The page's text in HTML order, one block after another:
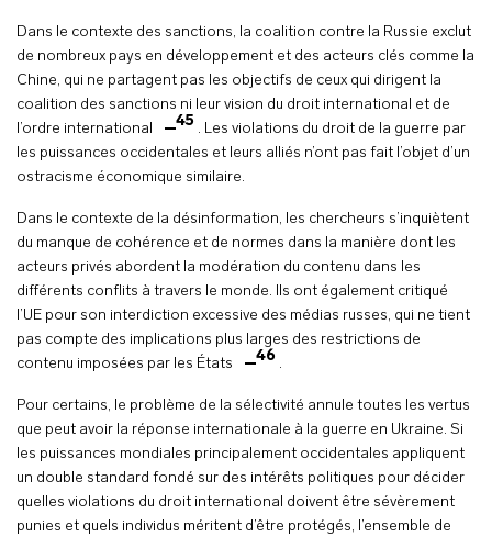
Dans le contexte des sanctions, la coalition contre la Russie exclut
de nombreux pays en développement et des acteurs clés comme la
Chine, qui ne partagent pas les objectifs de ceux qui dirigent la
coalition des sanctions ni leur vision du droit international et de
l’ordre international
45 . Les violations du droit de la guerre par
les puissances occidentales et leurs alliés n’ont pas fait l’objet d’un
ostracisme économique similaire.
Dans le contexte de la désinformation, les chercheurs s’inquiètent
du manque de cohérence et de normes dans la manière dont les
acteurs privés abordent la modération du contenu dans les
différents conflits à travers le monde. Ils ont également critiqué
l’UE pour son interdiction excessive des médias russes, qui ne tient
pas compte des implications plus larges des restrictions de
contenu imposées par les États
46 .
Pour certains, le problème de la sélectivité annule toutes les vertus
que peut avoir la réponse internationale à la guerre en Ukraine. Si
les puissances mondiales principalement occidentales appliquent
un double standard fondé sur des intérêts politiques pour décider
quelles violations du droit international doivent être sévèrement
punies et quels individus méritent d’être protégés, l’ensemble de